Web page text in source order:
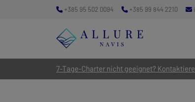
7-Tage-Charter nicht geeignet?
+385 95 502 0094 +385 99 844 2210